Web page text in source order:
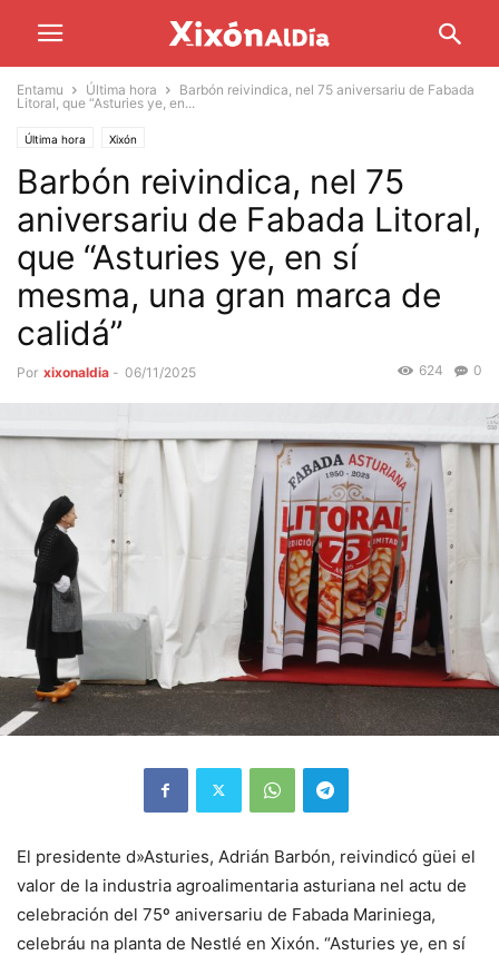
Entamu Última hora
Barbón reivindica, nel 75 aniversariu de Fabada
Litoral, que “Asturies ye, en...
Última hora Xixón
Barbón reivindica, nel 75
aniversariu de Fabada Litoral,
que “Asturies ye, en sí
mesma, una gran marca de
calidá”
Por xixonaldia - 06/11/2025 0
624
El presidente d»Asturies, Adrián Barbón, reivindicó güei el
valor de la industria agroalimentaria asturiana nel actu de
celebración del 75º aniversariu de Fabada Mariniega,
celebráu na planta de Nestlé en Xixón. “Asturies ye, en sí